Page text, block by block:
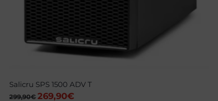
Salicru SPS 1500 ADV T
299,90€ El
269,90€